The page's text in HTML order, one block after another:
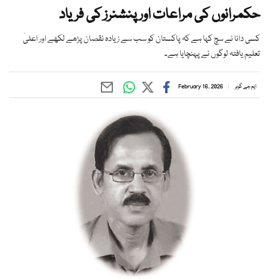
حکمرانوں کی مراعات اور پنشنرز کی فریاد
کسی دانا نے سچ کہا ہے کہ پاکستان کو سب سے زیادہ نقصان پڑھے لکھے اور اعلیٰ
تعلیم یافتہ لوگوں نے پہنچایا ہے۔
ایم جے گوہر February 16, 2026